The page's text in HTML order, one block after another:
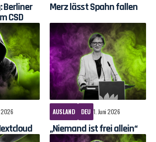
Berliner
CSD
Merz lässt Spahn fallen
2026 AUSLAND DEU 1. Juni 2026
„Niemand ist frei allein“